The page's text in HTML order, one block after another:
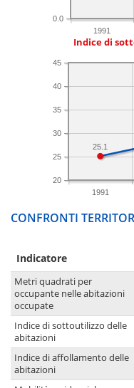
1991
0.0
Indice di
1991
20
25
30
35
40
45
25.1
CONFRONTI
Indicatore
Metri quadrati per
occupante nelle abitazioni
occupate
Indice di sottoutilizzo delle
abitazioni
Indice di affollamento delle
abitazioni